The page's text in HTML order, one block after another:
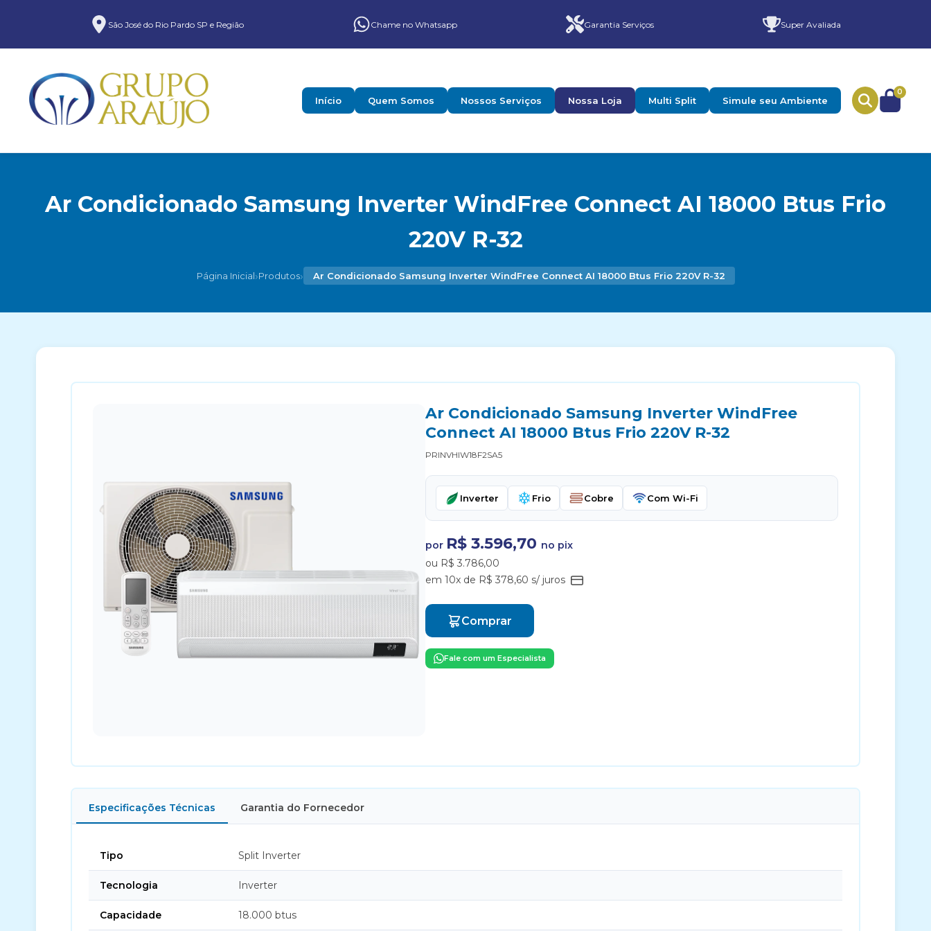
São José do Rio Pardo SP e Região Chame no Whatsapp Garantia Serviços Super Avaliada
Início Quem Somos Nossos Serviços Nossa Loja Multi Split Simule seu Ambiente
0
Ar Condicionado Samsung Inverter WindFree Connect AI 18000 Btus Frio
220V R-32
Página Inicial›Produtos› Ar Condicionado Samsung Inverter WindFree Connect AI 18000 Btus Frio 220V R-32
Ar Condicionado Samsung Inverter WindFree
Connect AI 18000 Btus Frio 220V R-32
PRINVHIW18F2SA5
Inverter Frio Cobre Com Wi-Fi
por R$ 3.596,70 no pix
ou R$ 3.786,00
em 10x de R$ 378,60 s/ juros
Comprar
Fale com um Especialista
Especificações Técnicas Garantia do Fornecedor
Tipo Split Inverter
Tecnologia Inverter
Capacidade 18.000 btus